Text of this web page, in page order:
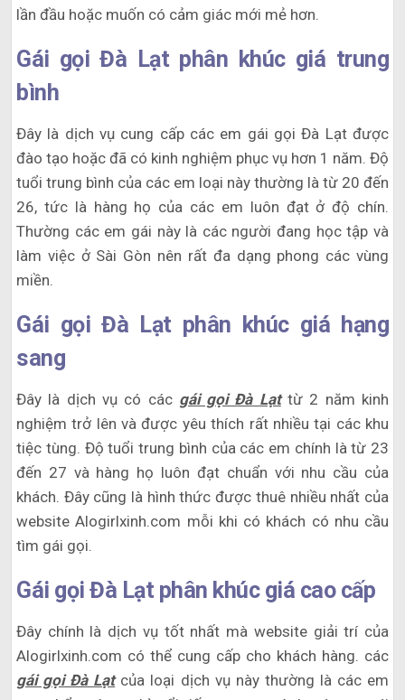
lần đầu hoặc muốn có cảm giác mới mẻ hơn.
Gái gọi Đà Lạt phân khúc giá trung
bình
Đây là dịch vụ cung cấp các em gái gọi Đà Lạt được
đào tạo hoặc đã có kinh nghiệm phục vụ hơn 1 năm. Độ
tuổi trung bình của các em loại này thường là từ 20 đến
26, tức là hàng họ của các em luôn đạt ở độ chín.
Thường các em gái này là các người đang học tập và
làm việc ở Sài Gòn nên rất đa dạng phong các vùng
miền.
Gái gọi Đà Lạt phân khúc giá hạng
sang
Đây là dịch vụ có các gái gọi Đà Lạttừ 2 năm kinh
nghiệm trở lên và được yêu thích rất nhiều tại các khu
tiệc tùng. Độ tuổi trung bình của các em chính là từ 23
đến 27 và hàng họ luôn đạt chuẩn với nhu cầu của
khách. Đây cũng là hình thức được thuê nhiều nhất của
website Alogirlxinh.com mỗi khi có khách có nhu cầu
tìm gái gọi.
Gái gọi Đà Lạt phân khúc giá cao cấp
Đây chính là dịch vụ tốt nhất mà website giải trí của
Alogirlxinh.com có thể cung cấp cho khách hàng. các
gái gọi Đà Lạtcủa loại dịch vụ này thường là các em